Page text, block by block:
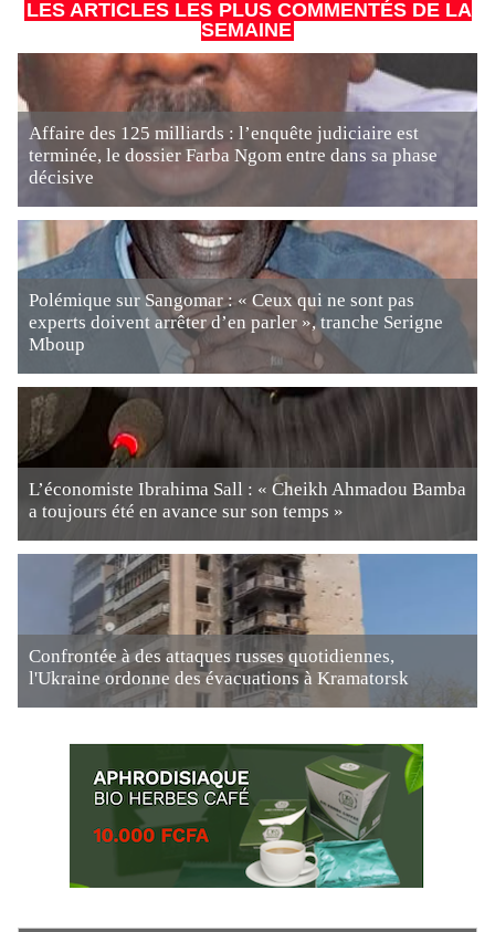
LES ARTICLES LES PLUS COMMENTÉS DE LA
SEMAINE
Affaire des 125 milliards : l’enquête judiciaire est
terminée, le dossier Farba Ngom entre dans sa phase
décisive
Polémique sur Sangomar : « Ceux qui ne sont pas
experts doivent arrêter d’en parler », tranche Serigne
Mboup
L’économiste Ibrahima Sall : « Cheikh Ahmadou Bamba
a toujours été en avance sur son temps »
Confrontée à des attaques russes quotidiennes,
l'Ukraine ordonne des évacuations à Kramatorsk